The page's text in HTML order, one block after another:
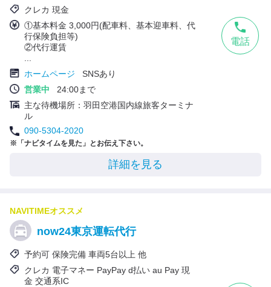
クレカ 現金
①基本料金 3,000円(配車料、基本迎車料、代
行保険負担等)
②代行運賃
...
ホームページ
SNSあり
営業中
24:00まで
主な待機場所：羽田空港国内線旅客ターミナ
ル
090-5304-2020
※「ナビタイムを見た」とお伝え下さい。
詳細を見る
電話
NAVITIMEオススメ
now24東京運転代行
予約可 保険完備 車両5台以上 他
クレカ 電子マネー PayPay d払い au Pay 現
金 交通系IC